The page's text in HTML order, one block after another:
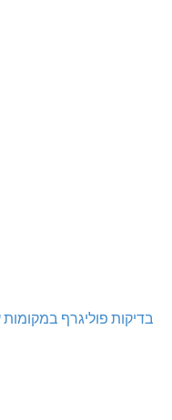
בדיקות פוליגרף